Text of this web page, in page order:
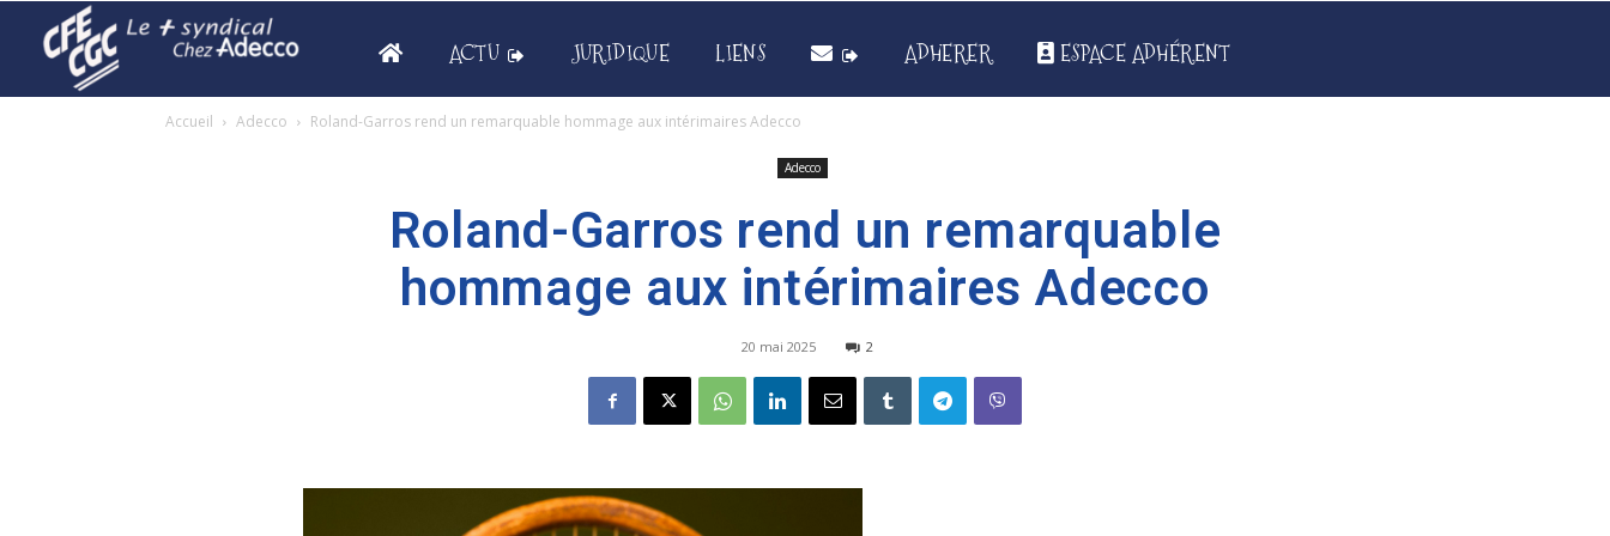
ACTU JURIDIQUE LIENS ADHERER ESPACE ADHÉRENT
Accueil Adecco Roland-Garros rend un remarquable hommage aux intérimaires Adecco
Adecco
Roland-Garros rend un remarquable
hommage aux intérimaires Adecco
20 mai 2025 2